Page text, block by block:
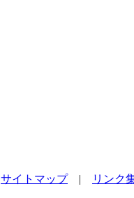
サイトマップ| リンク